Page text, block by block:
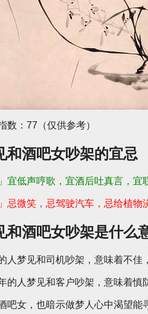
数：77（仅供参考）
和酒吧女吵架的宜忌
宜低声哼歌，宜酒后吐真言，宜
忌微笑，忌驾驶汽车，忌给植物
和酒吧女吵架是什么
人梦见和司机吵架，意味着不佳
的人梦见和客户吵架，意味着慎
吧女，也暗示做梦人心中渴望能